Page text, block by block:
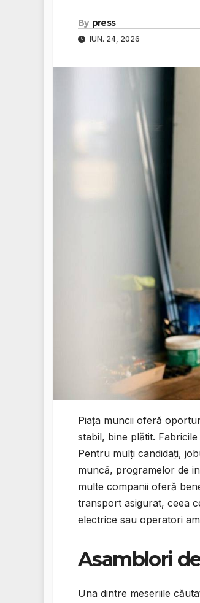
By press
IUN. 24, 2026
Piața muncii oferă
stabil, bine plătit.
Pentru mulți candidați,
muncă, programelor de
multe companii oferă
transport asigurat, ceea
electrice sau operatori
Asamblori
Una dintre meseriile